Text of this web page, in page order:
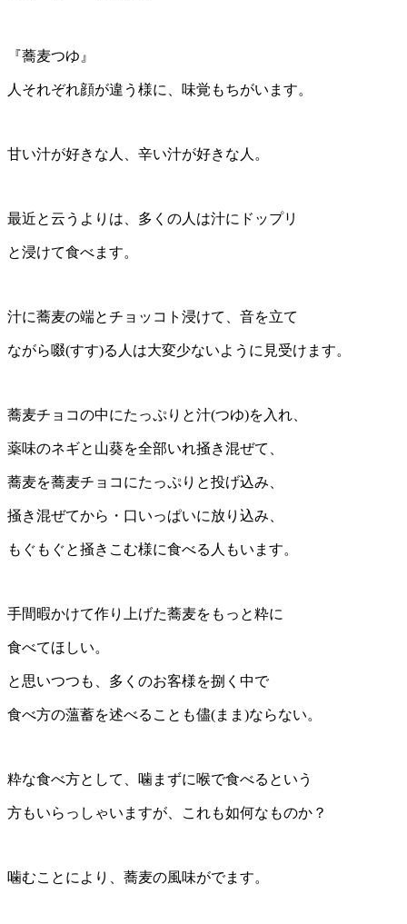
『蕎麦つゆ』
人それぞれ顔が違う様に、味覚もちがいます。
甘い汁が好きな人、辛い汁が好きな人。
最近と云うよりは、多くの人は汁にドップリ
と浸けて食べます。
汁に蕎麦の端とチョッコト浸けて、音を立て
ながら啜(すす)る人は大変少ないように見受けます。
蕎麦チョコの中にたっぷりと汁(つゆ)を入れ、
薬味のネギと山葵を全部いれ掻き混ぜて、
蕎麦を蕎麦チョコにたっぷりと投げ込み、
掻き混ぜてから・口いっぱいに放り込み、
もぐもぐと掻きこむ様に食べる人もいます。
手間暇かけて作り上げた蕎麦をもっと粋に
食べてほしい。
と思いつつも、多くのお客様を捌く中で
食べ方の薀蓄を述べることも儘(まま)ならない。
粋な食べ方として、噛まずに喉で食べるという
方もいらっしゃいますが、これも如何なものか？
噛むことにより、蕎麦の風味がでます。